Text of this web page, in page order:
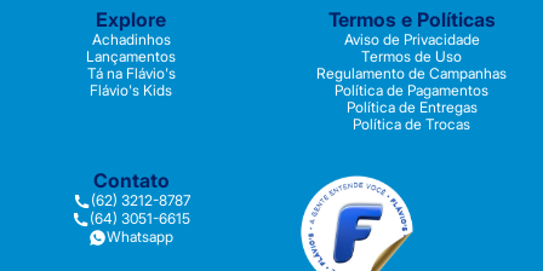
Explore
Achadinhos
Lançamentos
Tá na Flávio's
Flávio's Kids
Termos e Políticas
Aviso de Privacidade
Termos de Uso
Regulamento de Campanhas
Política de Pagamentos
Política de Entregas
Política de Trocas
Contato
(62) 3212-8787
(64) 3051-6615
Whatsapp